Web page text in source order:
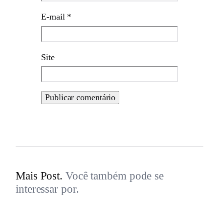
E-mail *
Site
Mais Post. Você também pode se
interessar por.